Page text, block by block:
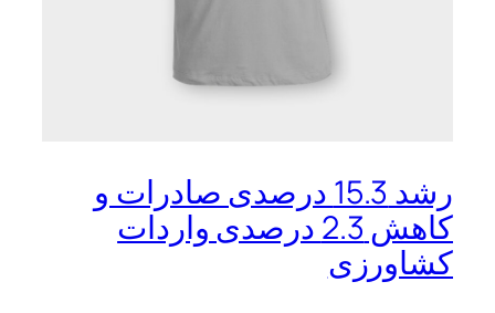
رشد 15.3 درصدی صادرات و
کاهش 2.3 درصدی واردات
کشاورزی